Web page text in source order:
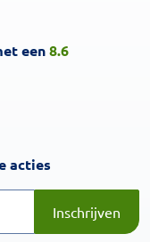
een8.6
acties
Inschrijven